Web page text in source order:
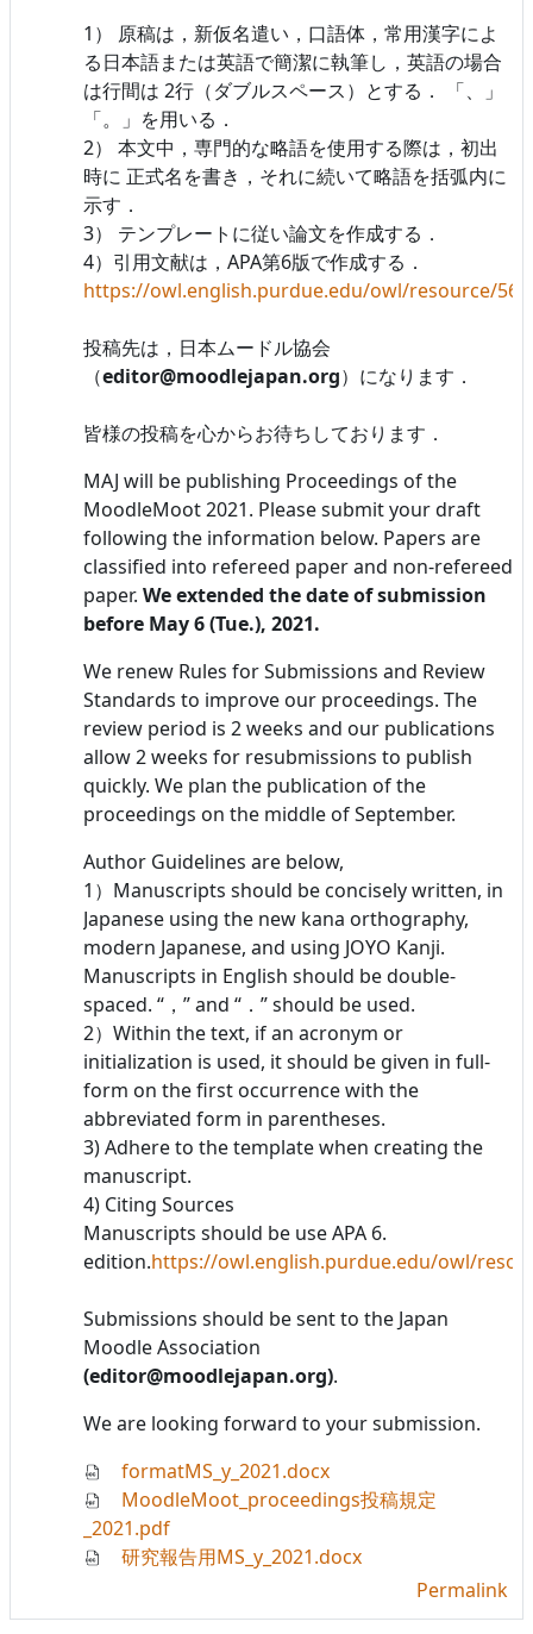
1） 原稿は，新仮名遣い，口語体，常用漢字によ
る日本語または英語で簡潔に執筆し，英語の場合
は行間は 2行（ダブルスペース）とする． 「、」
「。」を用いる．
2） 本文中，専門的な略語を使用する際は，初出
時に 正式名を書き，それに続いて略語を括弧内に
示す．
3） テンプレートに従い論文を作成する．
4）引用文献は，APA第6版で作成する．
https://owl.english.purdue.edu/owl/resource/
投稿先は，日本ムードル協会
（editor@moodlejapan.org）になります．
皆様の投稿を心からお待ちしております．
MAJ will be publishing Proceedings of the
MoodleMoot 2021. Please submit your draft
following the information below. Papers are
classified into refereed paper and non-refereed
paper. We extended the date of submission
before May 6 (Tue.), 2021.
We renew Rules for Submissions and Review
Standards to improve our proceedings. The
review period is 2 weeks and our publications
allow 2 weeks for resubmissions to publish
quickly. We plan the publication of the
proceedings on the middle of September.
Author Guidelines are below,
1）Manuscripts should be concisely written, in
Japanese using the new kana orthography,
modern Japanese, and using JOYO Kanji.
Manuscripts in English should be double-
spaced. “，” and “．” should be used.
2）Within the text, if an acronym or
initialization is used, it should be given in full-
form on the first occurrence with the
abbreviated form in parentheses.
3) Adhere to the template when creating the
manuscript.
4) Citing Sources
Manuscripts should be use APA 6.
edition.https://owl.english.purdue.edu/owl/
Submissions should be sent to the Japan
Moodle Association
(editor@moodlejapan.org).
We are looking forward to your submission.
formatMS_y_2021.docx
MoodleMoot_proceedings投稿規定
_2021.pdf
研究報告用MS_y_2021.docx
Permalink